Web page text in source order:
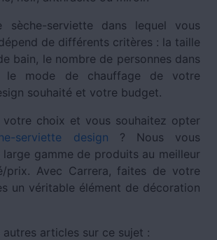
sèche-serviette dans lequel vous
de différents critères : la taille
bain, le nombre de personnes dans
le mode de chauffage de votre
souhaité et votre budget.
choix et vous souhaitez opter
serviette design ? Nous vous
gamme de produits au meilleur
prix. Avec Carrera, faites de votre
un véritable élément de décoration
articles sur ce sujet :